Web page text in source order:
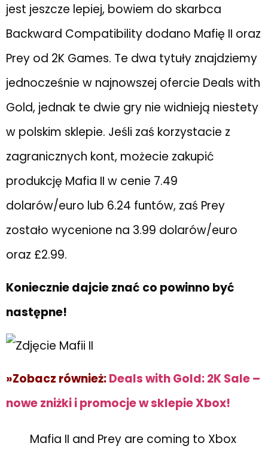
jest jeszcze lepiej, bowiem do skarbca
Backward Compatibility dodano Mafię II oraz
Prey od 2K Games. Te dwa tytuły znajdziemy
jednocześnie w najnowszej ofercie Deals with
Gold, jednak te dwie gry nie widnieją niestety
w polskim sklepie. Jeśli zaś korzystacie z
zagranicznych kont, możecie zakupić
produkcję Mafia II w cenie 7.49
dolarów/euro lub 6.24 funtów, zaś Prey
zostało wycenione na 3.99 dolarów/euro
oraz £2.99.
Koniecznie dajcie znać co powinno być
następne!
»Zobacz również:Deals with Gold: 2K Sale –
nowe zniżki i promocje w sklepie Xbox!
Mafia II and Prey are coming to Xbox